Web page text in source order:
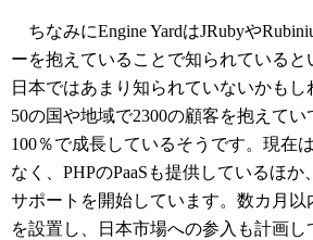
ちなみにEngine YardはJRubyや
ーを抱えていることで知られている
日本ではあまり知られていないかもし
50の国や地域で2300の顧客を抱えて
100％で成長しているそうです。現在
なく、PHPのPaaSも提供しているほか
サポートを開始しています。数カ月以
を設置し、日本市場への参入も計画し